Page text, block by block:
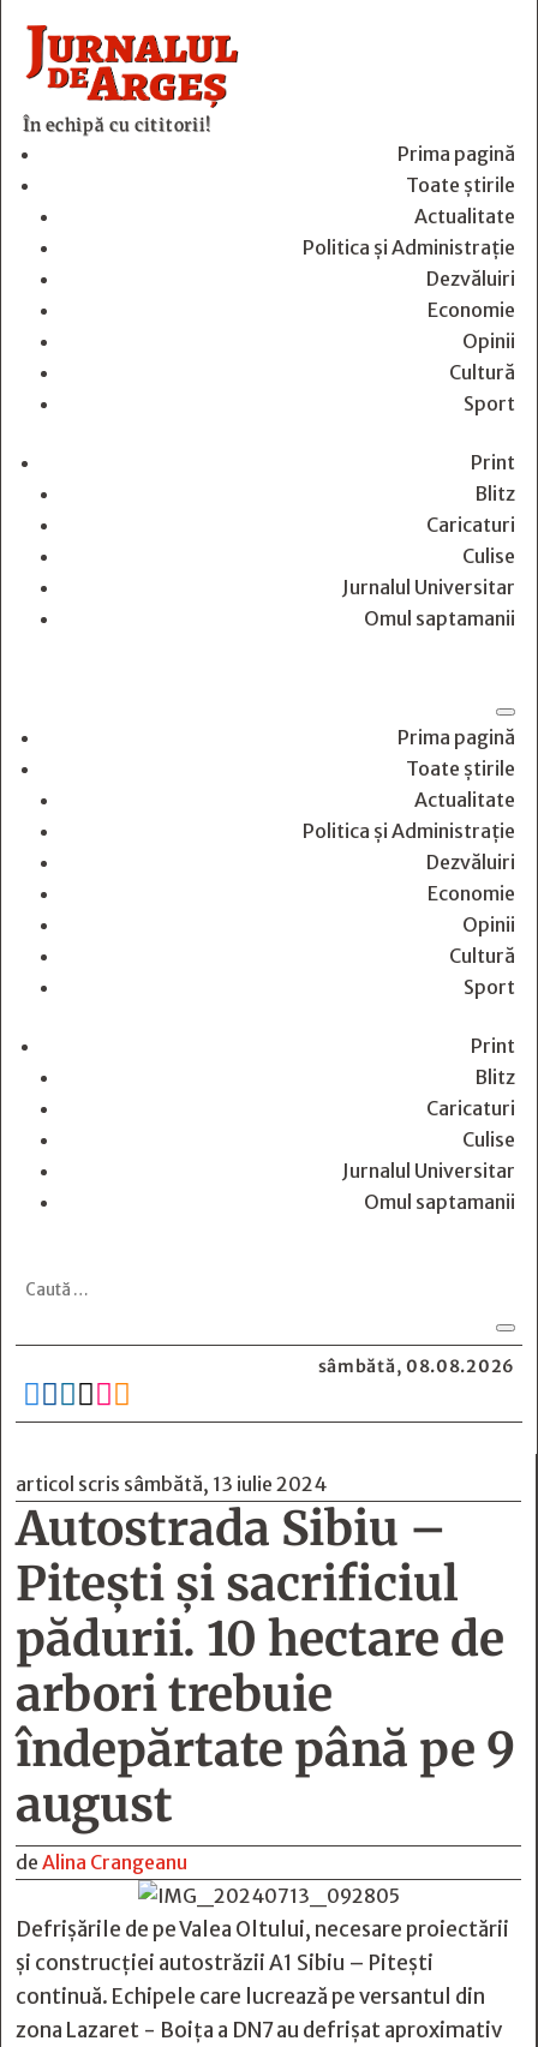
În echipă cu cititorii!
Prima pagină
Toate știrile
Actualitate
Politica și Administrație
Dezvăluiri
Economie
Opinii
Cultură
Sport
Print
Blitz
Caricaturi
Culise
Jurnalul Universitar
Omul saptamanii
Prima pagină
Toate știrile
Actualitate
Politica și Administrație
Dezvăluiri
Economie
Opinii
Cultură
Sport
Print
Blitz
Caricaturi
Culise
Jurnalul Universitar
Omul saptamanii
sâmbătă, 08.08.2026
     
articol scris sâmbătă, 13 iulie 2024
Autostrada Sibiu –
Pitești și sacrificiul
pădurii. 10 hectare de
arbori trebuie
îndepărtate până pe 9
august
de Alina Crangeanu
Defrișările de pe Valea Oltului, necesare proiectării
și construcției autostrăzii A1 Sibiu – Pitești
continuă. Echipele care lucrează pe versantul din
zona Lazaret - Boița a DN7 au defrișat aproximativ